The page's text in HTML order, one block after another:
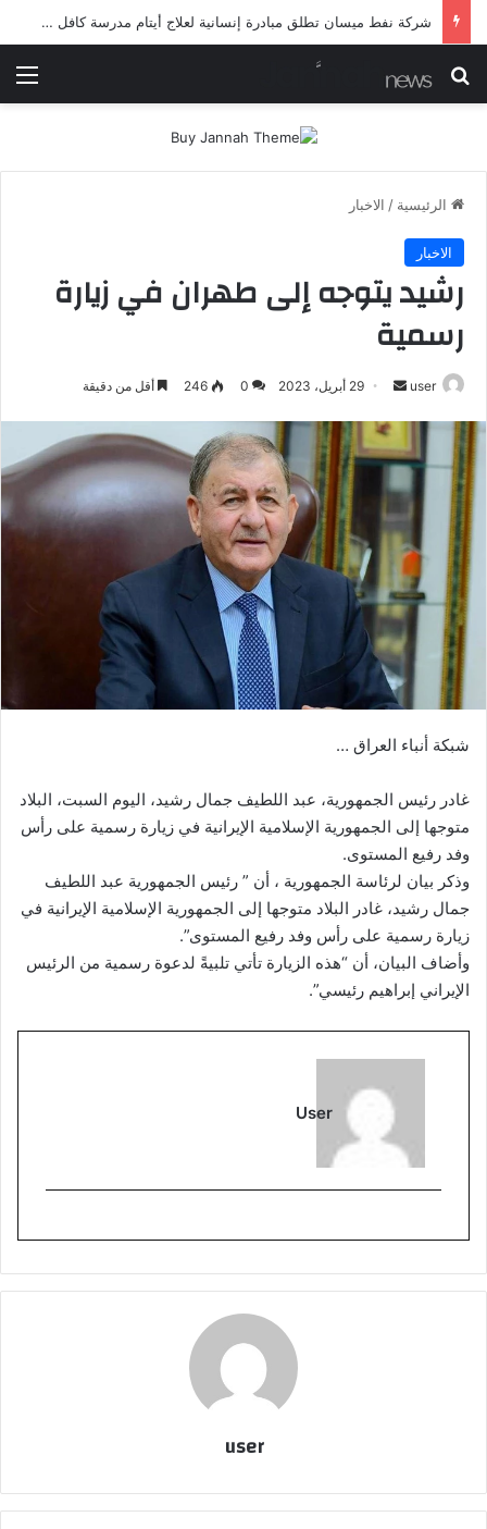
شرطة ميسان تلقي القبض على مطلقي العيارات النارية أثناء تشييع جنائزي في العمارة
بحث عن
الرئيسية / الاخبار
الاخبار
رشيد يتوجه إلى طهران في زيارة
رسمية
user
أرسل
إلكترونيا
29 أبريل، 2023 0
246 أقل من دقيقة
شبكة أنباء العراق …
غادر رئيس الجمهورية، عبد اللطيف جمال رشيد، اليوم السبت، البلاد
متوجها إلى الجمهورية الإسلامية الإيرانية في زيارة رسمية على رأس
وفد رفيع المستوى.
وذكر بيان لرئاسة الجمهورية ، أن ” رئيس الجمهورية عبد اللطيف
جمال رشيد، غادر البلاد متوجها إلى الجمهورية الإسلامية الإيرانية في
زيارة رسمية على رأس وفد رفيع المستوى”.
وأضاف البيان، أن “هذه الزيارة تأتي تلبيةً لدعوة رسمية من الرئيس
الإيراني إبراهيم رئيسي”.
User
user